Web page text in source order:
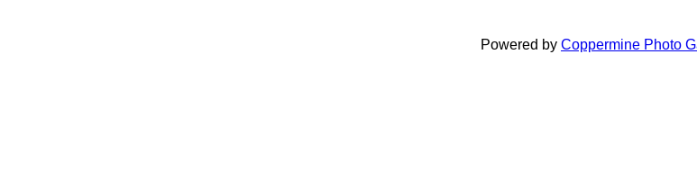
Powered by Coppermine Photo